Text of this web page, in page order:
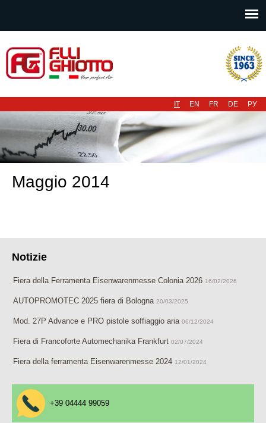
IT EN FR DE РУ
Maggio 2014
Notizie
Fiera della Ferramenta Eisenwarenmesse Colonia 2026 16/02/2026
AUTOPROMOTEC 2025 fiera di Bologna 20/03/2025
Mod. 27P Advance e PRO pistole soffiaggio aria 06/12/2024
Fiera di Francoforte Automechanika Frankfurt 02/07/2024
Fiera della ferramenta Eisenwarenmesse 2024 12/01/2024
+39 04444 99059